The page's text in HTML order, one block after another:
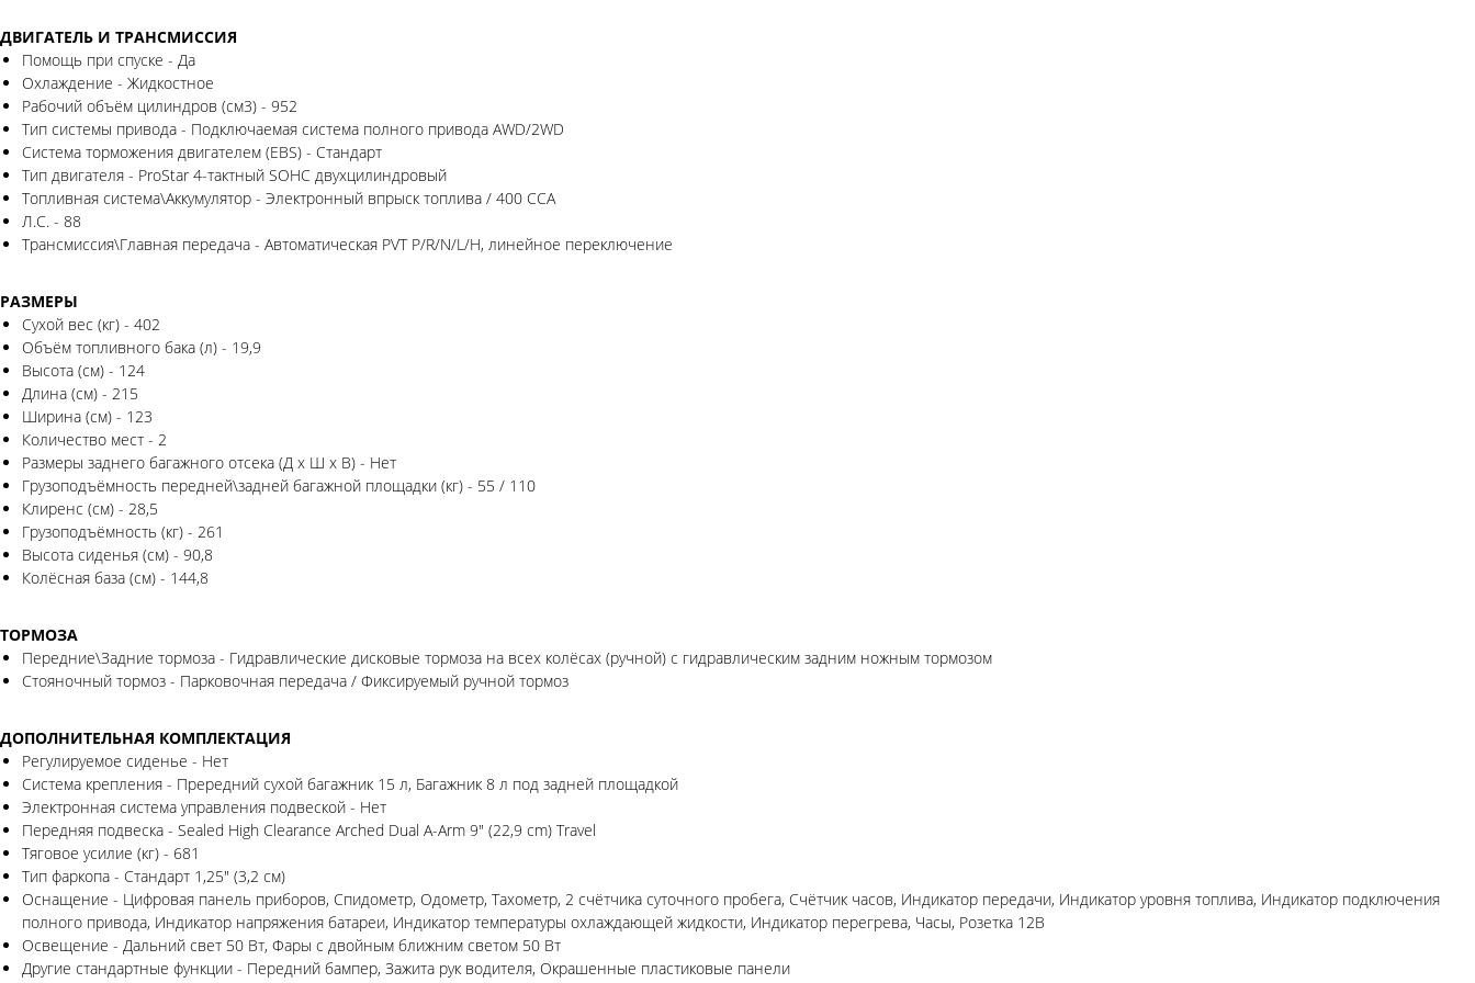
ДВИГАТЕЛЬ И ТРАНСМИССИЯ
Помощь при спуске - Да
Охлаждение - Жидкостное
Рабочий объём цилиндров (см3) - 952
Тип системы привода - Подключаемая система полного привода AWD/2WD
Система торможения двигателем (EBS) - Стандарт
Тип двигателя - ProStar 4-тактный SOHC двухцилиндровый
Топливная система\Аккумулятор - Электронный впрыск топлива / 400 CCA
Л.С. - 88
Трансмиссия\Главная передача - Автоматическая PVT P/R/N/L/H, линейное переключение
РАЗМЕРЫ
Сухой вес (кг) - 402
Объём топливного бака (л) - 19,9
Высота (см) - 124
Длина (см) - 215
Ширина (см) - 123
Количество мест - 2
Размеры заднего багажного отсека (Д x Ш x В) - Нет
Грузоподъёмность передней\задней багажной площадки (кг) - 55 / 110
Клиренс (см) - 28,5
Грузоподъёмность (кг) - 261
Высота сиденья (см) - 90,8
Колёсная база (см) - 144,8
ТОРМОЗА
Передние\Задние тормоза - Гидравлические дисковые тормоза на всех колёсах (ручной) с гидравлическим задним ножным тормозом
Стояночный тормоз - Парковочная передача / Фиксируемый ручной тормоз
ДОПОЛНИТЕЛЬНАЯ КОМПЛЕКТАЦИЯ
Регулируемое сиденье - Нет
Система крепления - Прередний сухой багажник 15 л, Багажник 8 л под задней площадкой
Электронная система управления подвеской - Нет
Передняя подвеска - Sealed High Clearance Arched Dual A-Arm 9" (22,9 cm) Travel
Тяговое усилие (кг) - 681
Тип фаркопа - Стандарт 1,25" (3,2 см)
Оснащение - Цифровая панель приборов, Спидометр, Одометр, Тахометр, 2 счётчика суточного пробега, Счётчик часов, Индикатор передачи, Индикатор уровня топлива, Индикатор подключения
полного привода, Индикатор напряжения батареи, Индикатор температуры охлаждающей жидкости, Индикатор перегрева, Часы, Розетка 12В
Освещение - Дальний свет 50 Вт, Фары с двойным ближним светом 50 Вт
Другие стандартные функции - Передний бампер, Зажита рук водителя, Окрашенные пластиковые панели